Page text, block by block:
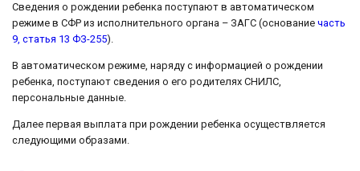
Сведения о рождении ребенка поступают в автоматическом
режиме в СФР из исполнительного органа – ЗАГС (основание часть
9, статья 13 ФЗ-255).
В автоматическом режиме, наряду с информацией о рождении
ребенка, поступают сведения о его родителях СНИЛС,
персональные данные.
Далее первая выплата при рождении ребенка осуществляется
следующими образами.